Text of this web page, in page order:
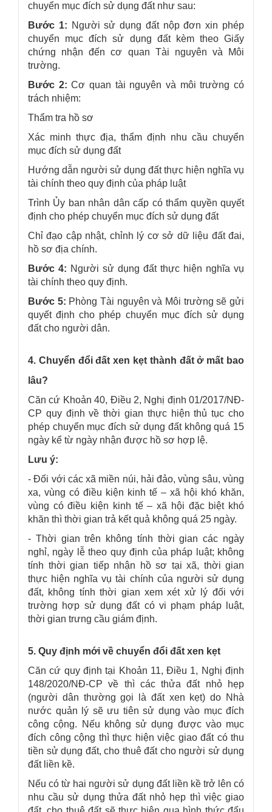
chuyển mục đích sử dụng đất như sau:
Bước 1: Người sử dụng đất nộp đơn xin phép
chuyển mục đích sử dụng đất kèm theo Giấy
chứng nhận đến cơ quan Tài nguyên và Môi
trường.
Bước 2: Cơ quan tài nguyên và môi trường có
trách nhiệm:
Thẩm tra hồ sơ
Xác minh thực địa, thẩm định nhu cầu chuyển
mục đích sử dụng đất
Hướng dẫn người sử dụng đất thực hiện nghĩa vụ
tài chính theo quy định của pháp luật
Trình Ủy ban nhân dân cấp có thẩm quyền quyết
định cho phép chuyển mục đích sử dụng đất
Chỉ đạo cập nhật, chỉnh lý cơ sở dữ liệu đất đai,
hồ sơ địa chính.
Bước 4: Người sử dụng đất thực hiện nghĩa vụ
tài chính theo quy định.
Bước 5: Phòng Tài nguyên và Môi trường sẽ gửi
quyết định cho phép chuyển mục đích sử dụng
đất cho người dân.
4. Chuyển đổi đất xen kẹt thành đất ở mất bao
lâu?
Căn cứ Khoản 40, Điều 2, Nghị định 01/2017/NĐ-
CP quy định về thời gian thực hiện thủ tục cho
phép chuyển mục đích sử dụng đất không quá 15
ngày kể từ ngày nhận được hồ sơ hợp lệ.
Lưu ý:
- Đối với các xã miền núi, hải đảo, vùng sâu, vùng
xa, vùng có điều kiện kinh tế – xã hội khó khăn,
vùng có điều kiện kinh tế – xã hội đặc biệt khó
khăn thì thời gian trả kết quả không quá 25 ngày.
- Thời gian trên không tính thời gian các ngày
nghỉ, ngày lễ theo quy định của pháp luật; không
tính thời gian tiếp nhận hồ sơ tại xã, thời gian
thực hiện nghĩa vụ tài chính của người sử dụng
đất, không tính thời gian xem xét xử lý đối với
trường hợp sử dụng đất có vi phạm pháp luật,
thời gian trưng cầu giám định.
5. Quy định mới về chuyển đổi đất xen kẹt
Căn cứ quy định tại Khoản 11, Điều 1, Nghị định
148/2020/NÐ-CP về thì các thửa đất nhỏ hẹp
(người dân thường gọi là đất xen kẹt) do Nhà
nước quản lý sẽ ưu tiên sử dụng vào mục đích
công cộng. Nếu không sử dụng được vào mục
đích công cộng thì thực hiện việc giao đất có thu
tiền sử dụng đất, cho thuê đất cho người sử dụng
đất liền kề.
Nếu có từ hai người sử dụng đất liền kề trở lên có
nhu cầu sử dụng thửa đất nhỏ hẹp thì việc giao